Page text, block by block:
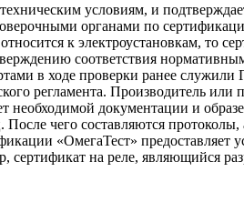
условиям, и
органами по
к электроустановкам, то
соответствия
в ходе проверки ранее
регламента. Производитель
необходимой документации и
чего составляются протоколы,
«ОмегаТест» предоставляет
сертификат на реле, являющийся